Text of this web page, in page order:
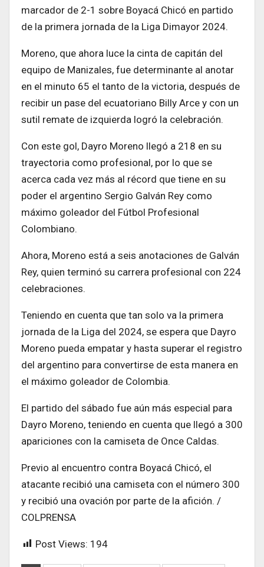
marcador de 2-1 sobre Boyacá Chicó en partido
de la primera jornada de la Liga Dimayor 2024.
Moreno, que ahora luce la cinta de capitán del
equipo de Manizales, fue determinante al anotar
en el minuto 65 el tanto de la victoria, después de
recibir un pase del ecuatoriano Billy Arce y con un
sutil remate de izquierda logró la celebración.
Con este gol, Dayro Moreno llegó a 218 en su
trayectoria como profesional, por lo que se
acerca cada vez más al récord que tiene en su
poder el argentino Sergio Galván Rey como
máximo goleador del Fútbol Profesional
Colombiano.
Ahora, Moreno está a seis anotaciones de Galván
Rey, quien terminó su carrera profesional con 224
celebraciones.
Teniendo en cuenta que tan solo va la primera
jornada de la Liga del 2024, se espera que Dayro
Moreno pueda empatar y hasta superar el registro
del argentino para convertirse de esta manera en
el máximo goleador de Colombia.
El partido del sábado fue aún más especial para
Dayro Moreno, teniendo en cuenta que llegó a 300
apariciones con la camiseta de Once Caldas.
Previo al encuentro contra Boyacá Chicó, el
atacante recibió una camiseta con el número 300
y recibió una ovación por parte de la afición. /
COLPRENSA
Post Views: 194